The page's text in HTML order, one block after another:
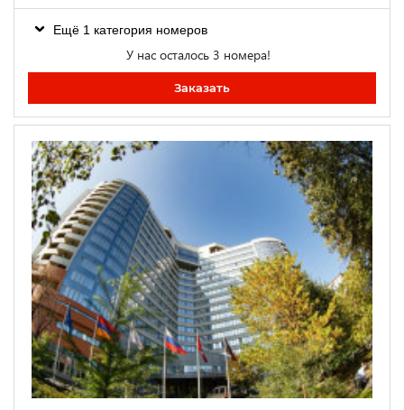
Ещё 1 категория номеров
У нас осталось 3 номера!
Заказать